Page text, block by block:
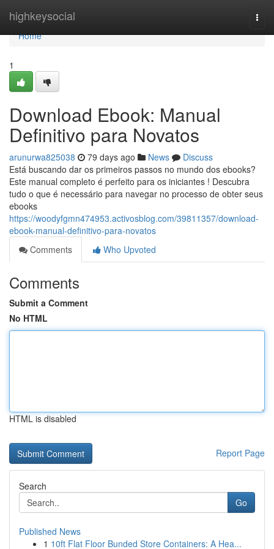
highkeysocial
Home
Home
1
Download Ebook: Manual
Definitivo para Novatos
arunurwa825038 79 days ago News
Discuss
Está buscando dar os primeiros passos no mundo dos ebooks?
Este manual completo é perfeito para os iniciantes ! Descubra
tudo o que é necessário para navegar no processo de obter seus
ebooks
https://woodyfgmn474953.activosblog.com/39811357/download-
ebook-manual-definitivo-para-novatos
Comments
Who Upvoted
Comments
Submit a Comment
No HTML
HTML is disabled
Report Page
Search
Go
Published News
1 10ft Flat Floor Bunded Store Containers: A Hea...